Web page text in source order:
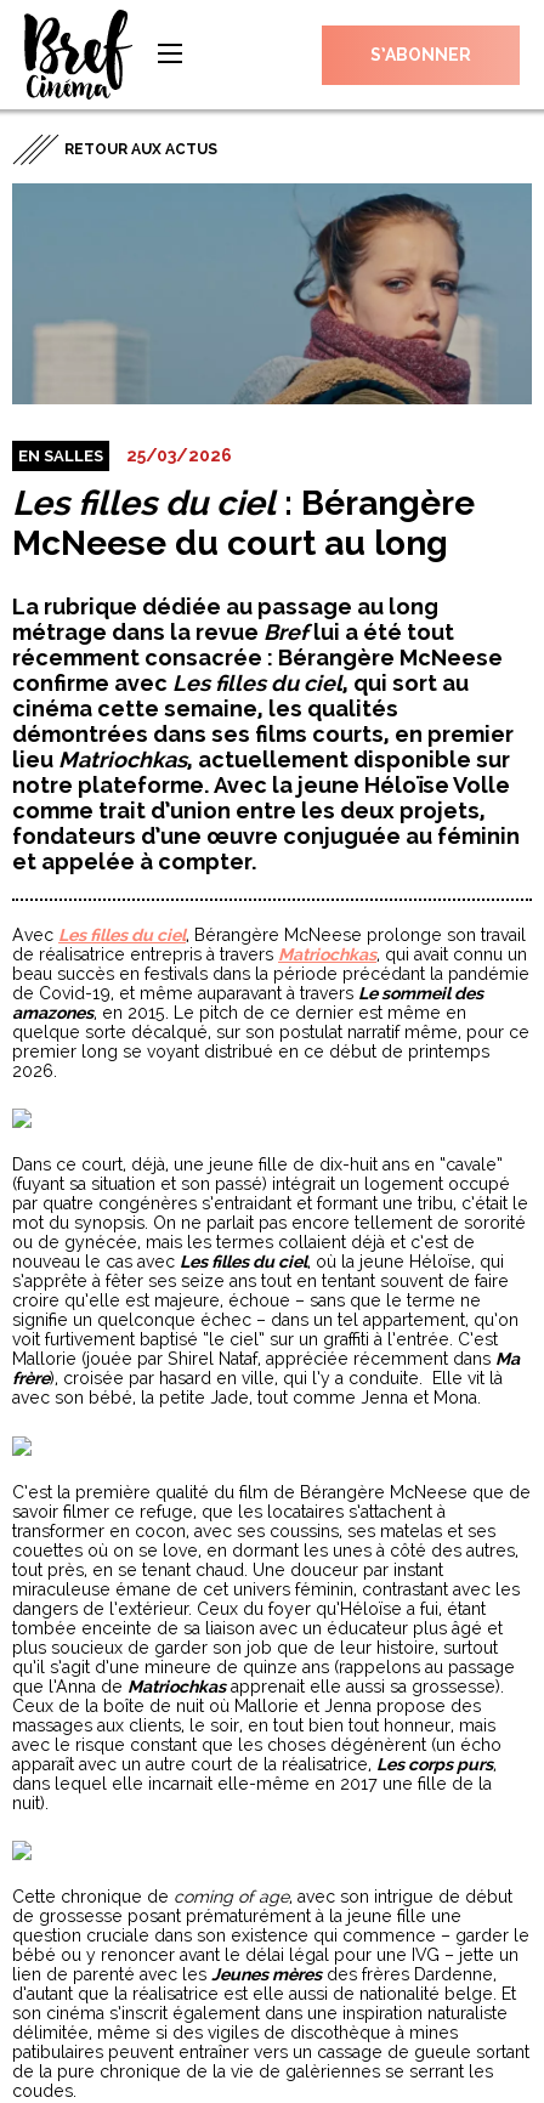
S’ABONNER
RETOUR AUX ACTUS
EN SALLES 25/03/2026
Les filles du ciel: Bérangère
McNeese du court au long
La rubrique dédiée au passage au long
métrage dans la revue Breflui a été tout
récemment consacrée : Bérangère McNeese
confirme avec Les filles du ciel, qui sort au
cinéma cette semaine, les qualités
démontrées dans ses films courts, en premier
lieu Matriochkas, actuellement disponible sur
notre plateforme. Avec la jeune Héloïse Volle
comme trait d’union entre les deux projets,
fondateurs d’une œuvre conjuguée au féminin
et appelée à compter.
Avec Les filles du ciel, Bérangère McNeese prolonge son travail
de réalisatrice entrepris à travers Matriochkas, qui avait connu un
beau succès en festivals dans la période précédant la pandémie
de Covid-19, et même auparavant à travers Le sommeil des
amazones, en 2015. Le pitch de ce dernier est même en
quelque sorte décalqué, sur son postulat narratif même, pour ce
premier long se voyant distribué en ce début de printemps
2026.
Dans ce court, déjà, une jeune fille de dix-huit ans en “cavale”
(fuyant sa situation et son passé) intégrait un logement occupé
par quatre congénères s’entraidant et formant une tribu, c’était le
mot du synopsis. On ne parlait pas encore tellement de sororité
ou de gynécée, mais les termes collaient déjà et c’est de
nouveau le cas avec Les filles du ciel, où la jeune Héloïse, qui
s’apprête à fêter ses seize ans tout en tentant souvent de faire
croire qu’elle est majeure, échoue – sans que le terme ne
signifie un quelconque échec – dans un tel appartement, qu’on
voit furtivement baptisé “le ciel” sur un graffiti à l’entrée. C’est
Mallorie (jouée par Shirel Nataf, appréciée récemment dans Ma
frère), croisée par hasard en ville, qui l’y a conduite. Elle vit là
avec son bébé, la petite Jade, tout comme Jenna et Mona.
C’est la première qualité du film de Bérangère McNeese que de
savoir filmer ce refuge, que les locataires s’attachent à
transformer en cocon, avec ses coussins, ses matelas et ses
couettes où on se love, en dormant les unes à côté des autres,
tout près, en se tenant chaud. Une douceur par instant
miraculeuse émane de cet univers féminin, contrastant avec les
dangers de l’extérieur. Ceux du foyer qu’Héloïse a fui, étant
tombée enceinte de sa liaison avec un éducateur plus âgé et
plus soucieux de garder son job que de leur histoire, surtout
qu’il s’agit d’une mineure de quinze ans (rappelons au passage
que l’Anna de Matriochkasapprenait elle aussi sa grossesse).
Ceux de la boîte de nuit où Mallorie et Jenna propose des
massages aux clients, le soir, en tout bien tout honneur, mais
avec le risque constant que les choses dégénèrent (un écho
apparaît avec un autre court de la réalisatrice, Les corps purs,
dans lequel elle incarnait elle-même en 2017 une fille de la
nuit).
Cette chronique de coming of age, avec son intrigue de début
de grossesse posant prématurément à la jeune fille une
question cruciale dans son existence qui commence – garder le
bébé ou y renoncer avant le délai légal pour une IVG – jette un
lien de parenté avec les Jeunes mèresdes frères Dardenne,
d’autant que la réalisatrice est elle aussi de nationalité belge. Et
son cinéma s’inscrit également dans une inspiration naturaliste
délimitée, même si des vigiles de discothèque à mines
patibulaires peuvent entraîner vers un cassage de gueule sortant
de la pure chronique de la vie de galèriennes se serrant les
coudes.